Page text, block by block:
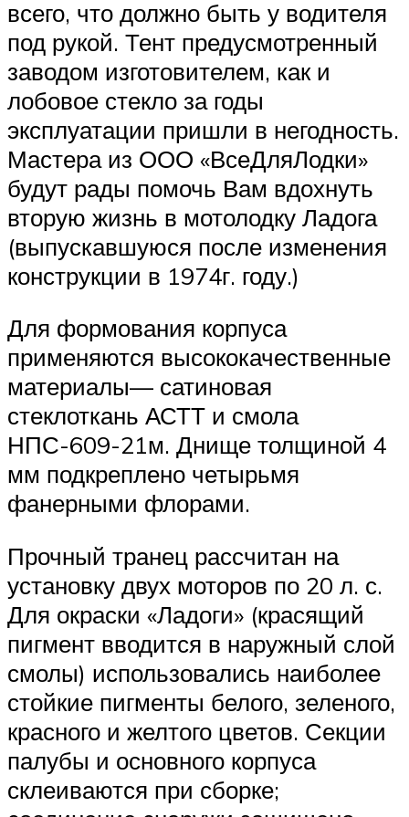
всего, что должно быть у водителя
под рукой. Тент предусмотренный
заводом изготовителем, как и
лобовое стекло за годы
эксплуатации пришли в негодность.
Мастера из ООО «ВсеДляЛодки»
будут рады помочь Вам вдохнуть
вторую жизнь в мотолодку Ладога
(выпускавшуюся после изменения
конструкции в 1974г. году.)
Для формования корпуса
применяются высококачественные
материалы— сатиновая
стеклоткань АСТТ и смола
НПС-609-21м. Днище толщиной 4
мм подкреплено четырьмя
фанерными флорами.
Прочный транец рассчитан на
установку двух моторов по 20 л. с.
Для окраски «Ладоги» (красящий
пигмент вводится в наружный слой
смолы) использовались наиболее
стойкие пигменты белого, зеленого,
красного и желтого цветов. Секции
палубы и основного корпуса
склеиваются при сборке;